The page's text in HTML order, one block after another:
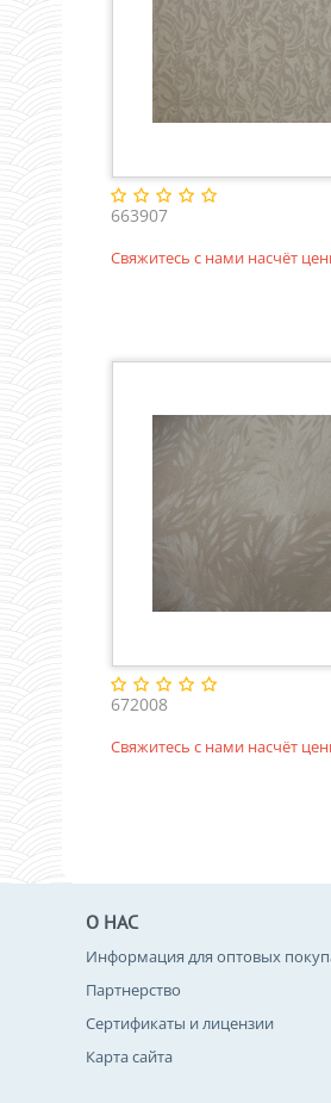
663907
Свяжитесь с нами насчёт
672008
Свяжитесь с нами насчёт
О НАС
Информация для оптовых
Партнерство
Сертификаты и лицензии
Карта сайта